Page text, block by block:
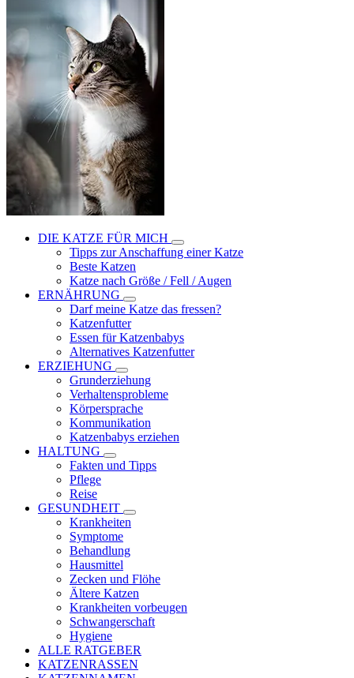
DIE KATZE FÜR MICH
Tipps zur Anschaffung einer Katze
Beste Katzen
Katze nach Größe / Fell / Augen
ERNÄHRUNG
Darf meine Katze das fressen?
Katzenfutter
Essen für Katzenbabys
Alternatives Katzenfutter
ERZIEHUNG
Grunderziehung
Verhaltensprobleme
Körpersprache
Kommunikation
Katzenbabys erziehen
HALTUNG
Fakten und Tipps
Pflege
Reise
GESUNDHEIT
Krankheiten
Symptome
Behandlung
Hausmittel
Zecken und Flöhe
Ältere Katzen
Krankheiten vorbeugen
Schwangerschaft
Hygiene
ALLE RATGEBER
KATZENRASSEN